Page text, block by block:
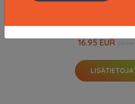
16.95 EUR
LISÄTIETOJA